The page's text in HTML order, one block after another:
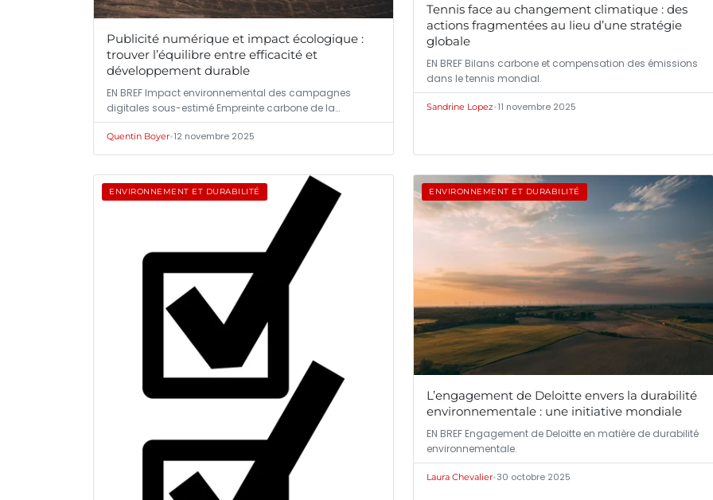
Publicité numérique et impact écologique :
trouver l’équilibre entre efficacité et
développement durable
EN BREF Impact environnemental des campagnes
digitales sous-estimé Empreinte carbone de la…
Quentin Boyer•12 novembre 2025
Tennis face au changement climatique : des
actions fragmentées au lieu d’une stratégie
globale
EN BREF Bilans carbone et compensation des émissions
dans le tennis mondial.
Sandrine Lopez•11 novembre 2025
ENVIRONNEMENT ET DURABILITÉ ENVIRONNEMENT ET DURABILITÉ
L’engagement de Deloitte envers la durabilité
environnementale : une initiative mondiale
EN BREF Engagement de Deloitte en matière de durabilité
environnementale.
Laura Chevalier•30 octobre 2025